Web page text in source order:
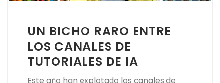
UN BICHO RARO ENTRE
LOS CANALES DE
TUTORIALES DE IA
Este año han explotado los canales de